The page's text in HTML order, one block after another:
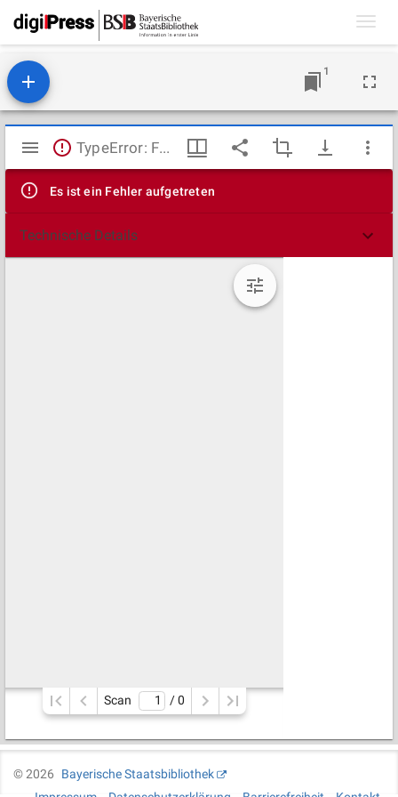
1
Mirador
Viewer
TypeError: Failed to fetch
Es ist ein Fehler aufgetreten
Technische Details
Scan / 0
©2026
Bayerische Staatsbibliothek